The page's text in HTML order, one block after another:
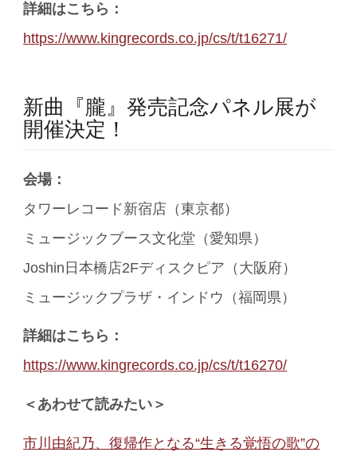
詳細はこちら：
https://www.kingrecords.co.jp/cs/t/t16271/
新曲『朧』発売記念パネル展が
開催決定！
会場：
タワーレコード新宿店（東京都）
ミュージックブース文化堂（愛知県）
Joshin日本橋店2Fディスクピア（大阪府）
ミュージックプラザ・インドウ（福岡県）
詳細はこちら：
https://www.kingrecords.co.jp/cs/t/t16270/
＜あわせて読みたい＞
市川由紀乃、復帰作となる“生きる覚悟の歌”の